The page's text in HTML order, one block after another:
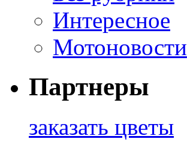
Интересное
Мотоновости
Партнеры
заказать цветы